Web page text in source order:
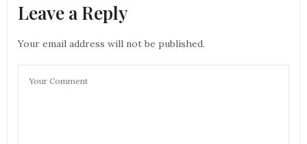
Leave a Reply
Your email address will not be published.